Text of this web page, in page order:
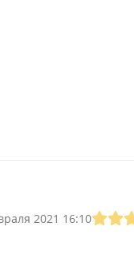
2021 16:10